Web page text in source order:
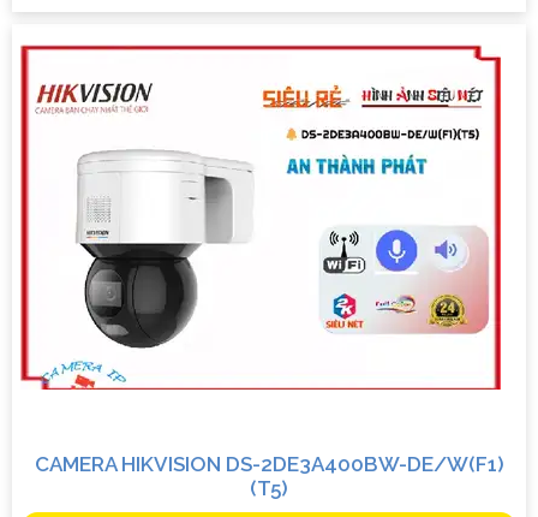
CAMERA HIKVISION DS-2DE3A400BW-DE/W(F1)
(T5)